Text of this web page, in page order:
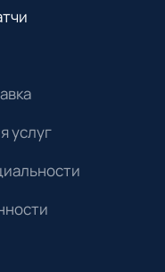
услуг